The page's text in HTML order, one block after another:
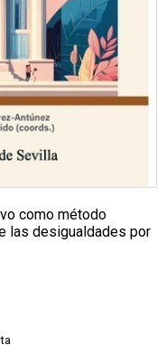
como método
las desigualdades por